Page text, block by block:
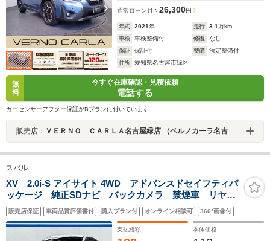
通常ローン 月々26,300円
年式 2021年 走行 3.1万km
車検
車検整備付 修復
なし
保証
保証付 整備
法定整備付
住所
愛知県名古屋市緑区
無
料
今すぐ在庫確認・見積依頼
電話する
カーセンサーアフター保証がBプランに付いています
販売店： ＶＥＲＮＯ ＣＡＲＬＡ名古屋緑店 （ベルノカーラ名古屋緑店）
スバル
XV 2.0i-S アイサイト 4WD アドバンスドセイフティパ
ッケージ 純正SDナビ バックカメラ 禁煙車 リヤビ
ークルディテクション パワーシート ETC スマート
キー LEDヘッドライト 純正18インチアルミ パドル
シフト
販売店保証 車両品質評価書付 購入プラン付 オンライン相談可 360°画像付
支払総額 本体価格